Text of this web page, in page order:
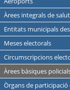
Àrees integrals de salut
Entitats municipals
Meses electorals
Circumscripcions
Àrees bàsiques
Òrgans de